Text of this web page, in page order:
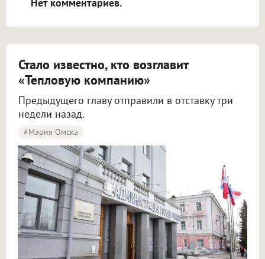
Стало известно, кто возглавит
«Тепловую компанию»
Предыдущего главу отправили в отставку три
недели назад.
#мэрия Омска